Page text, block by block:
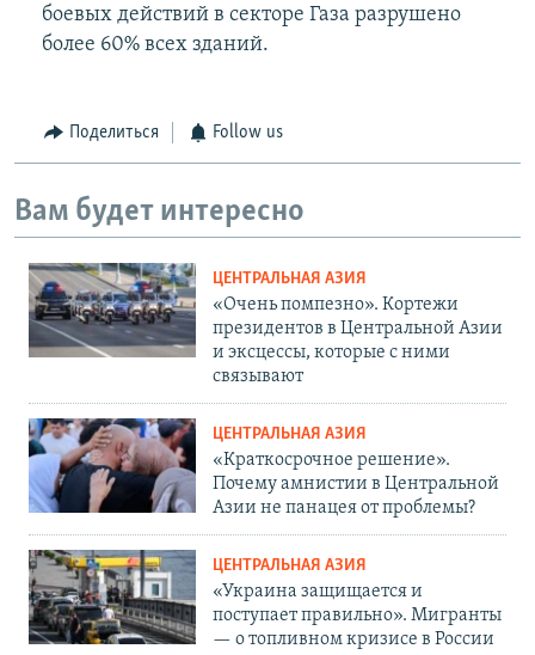
боевых действий в секторе Газа разрушено
более 60% всех зданий.
Поделиться Follow us
Вам будет интересно
ЦЕНТРАЛЬНАЯ АЗИЯ
«Очень помпезно». Кортежи
президентов в Центральной Азии
и эксцессы, которые с ними
связывают
ЦЕНТРАЛЬНАЯ АЗИЯ
«Краткосрочное решение».
Почему амнистии в Центральной
Азии не панацея от проблемы?
ЦЕНТРАЛЬНАЯ АЗИЯ
«Украина защищается и
поступает правильно». Мигранты
— о топливном кризисе в России